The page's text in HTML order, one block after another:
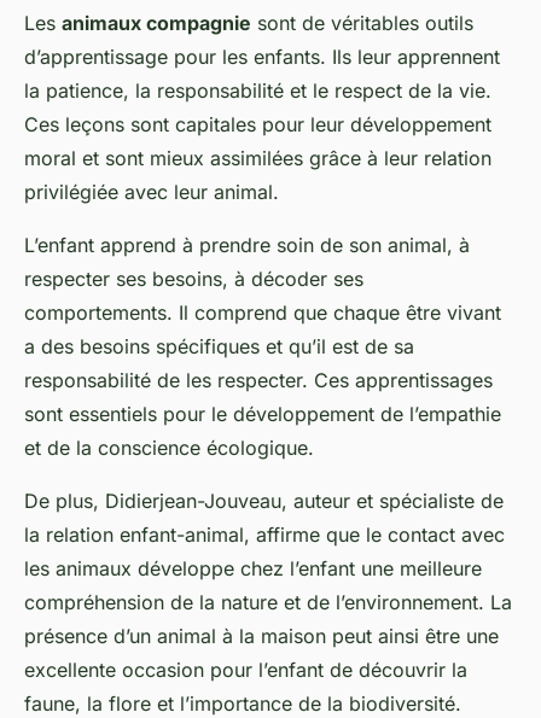
Les animaux compagnie sont de véritables outils
d’apprentissage pour les enfants. Ils leur apprennent
la patience, la responsabilité et le respect de la vie.
Ces leçons sont capitales pour leur développement
moral et sont mieux assimilées grâce à leur relation
privilégiée avec leur animal.
L’enfant apprend à prendre soin de son animal, à
respecter ses besoins, à décoder ses
comportements. Il comprend que chaque être vivant
a des besoins spécifiques et qu’il est de sa
responsabilité de les respecter. Ces apprentissages
sont essentiels pour le développement de l’empathie
et de la conscience écologique.
De plus, Didierjean-Jouveau, auteur et spécialiste de
la relation enfant-animal, affirme que le contact avec
les animaux développe chez l’enfant une meilleure
compréhension de la nature et de l’environnement. La
présence d’un animal à la maison peut ainsi être une
excellente occasion pour l’enfant de découvrir la
faune, la flore et l’importance de la biodiversité.